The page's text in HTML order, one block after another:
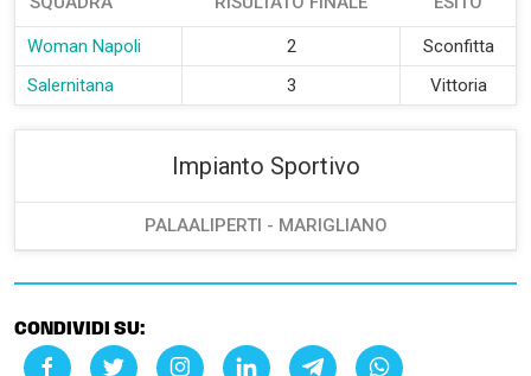
Woman Napoli 2
Sconfitta
Salernitana
3 Vittoria
Impianto Sportivo
PALAALIPERTI - MARIGLIANO
CONDIVIDI SU: